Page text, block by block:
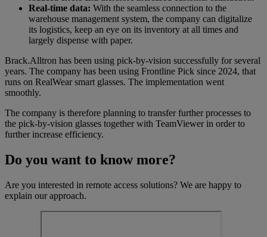
Real-time data: With the seamless connection to the
warehouse management system, the company can digitalize
its logistics, keep an eye on its inventory at all times and
largely dispense with paper.
Brack.Alltron has been using pick-by-vision successfully for several
years. The company has been using Frontline Pick since 2024, that
runs on RealWear smart glasses. The implementation went
smoothly.
The company is therefore planning to transfer further processes to
the pick-by-vision glasses together with TeamViewer in order to
further increase efficiency.
Do you want to know more?
Are you interested in remote access solutions? We are happy to
explain our approach.